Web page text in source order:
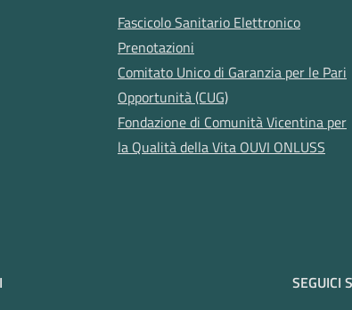
Fascicolo Sanitario Elettronico
Prenotazioni
Comitato Unico di Garanzia per le Pari
Opportunità (CUG)
Fondazione di Comunità Vicentina per
la Qualità della Vita OUVI ONLUSS
SEGUICI